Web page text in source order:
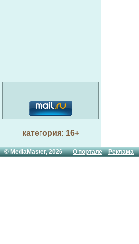
категория: 16+
© MediaMaster, 2026О портале Реклама